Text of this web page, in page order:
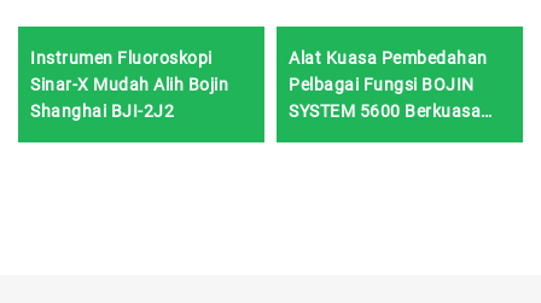
Instrumen Fluoroskopi
Sinar-X Mudah Alih Bojin
Shanghai BJI-2J2
Alat Kuasa Pembedahan
Pelbagai Fungsi BOJIN
SYSTEM 5600 Berkuasa